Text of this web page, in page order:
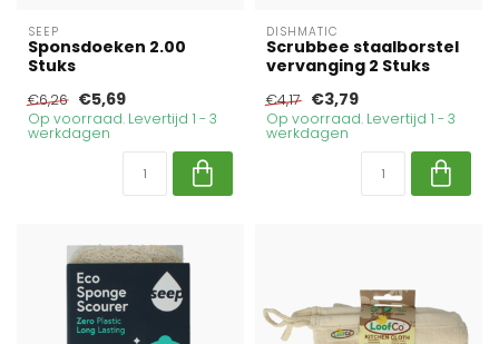
SEEP
Sponsdoeken 2.00
Stuks
€6,26 €5,69
Op voorraad. Levertijd 1 - 3
werkdagen
DISHMATIC
Scrubbee staalborstel
vervanging 2 Stuks
€4,17 €3,79
Op voorraad. Levertijd 1 - 3
werkdagen